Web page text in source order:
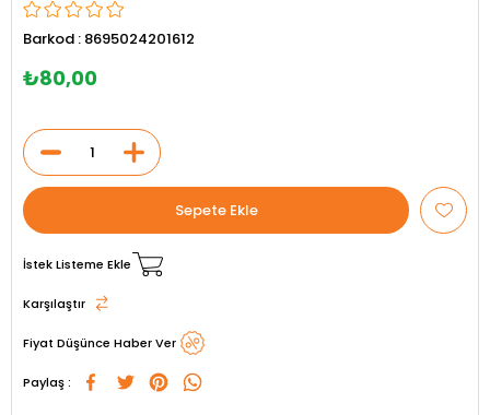
Barkod : 8695024201612
₺80,00
İstek Listeme Ekle
Karşılaştır
Fiyat Düşünce Haber Ver
Paylaş :